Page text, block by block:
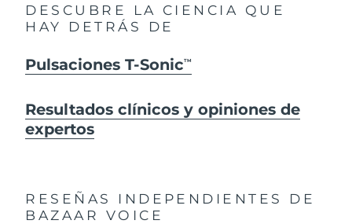
DESCUBRE LA CIENCIA QUE
HAY DETRÁS DE
Pulsaciones T-SonicTM
Resultados clínicos y opiniones de
expertos
RESEÑAS INDEPENDIENTES
DE
BAZAAR VOICE